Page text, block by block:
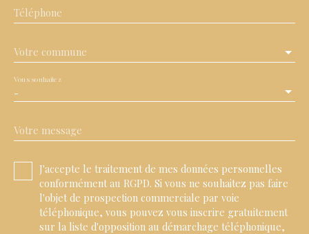
Téléphone
Votre commune
-
Vous souhaitez
Votre message
J'accepte le traitement de mes données personnelles
conformément au RGPD. Si vous ne souhaitez pas faire
l'objet de prospection commerciale par voie
téléphonique, vous pouvez vous inscrire gratuitement
sur la liste d'opposition au démarchage téléphonique,